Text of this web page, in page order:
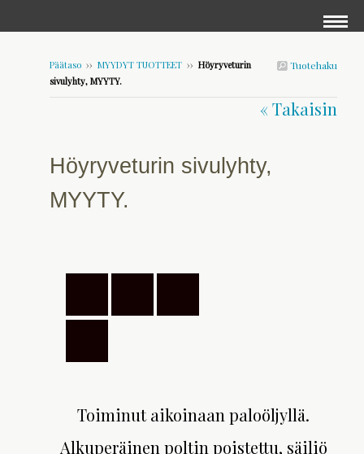
Tuotehaku
Päätaso ›› MYYDYT TUOTTEET ›› Höyryveturin
sivulyhty, MYYTY.
« Takaisin
Höyryveturin sivulyhty,
MYYTY.
Toiminut aikoinaan paloöljyllä.
Alkuperäinen poltin poistettu, säiliö